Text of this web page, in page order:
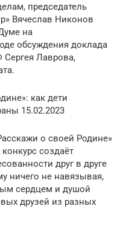
председатель
Вячеслав Никонов
на
обсуждения доклада
Лаврова,
как дети
15.02.2023
о своей Родине»
создаёт
друг в друге
ничего не навязывая,
сердцем и душой
друзей из разных